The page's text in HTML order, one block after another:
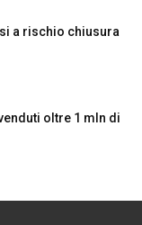
a rischio chiusura
oltre 1 mln di